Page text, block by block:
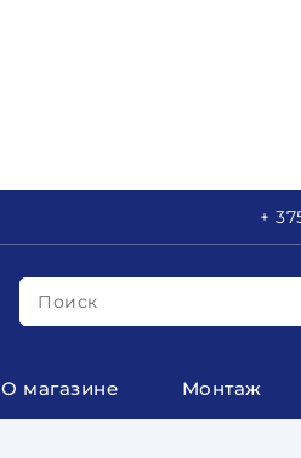
+
Поиск
О магазине Монтаж